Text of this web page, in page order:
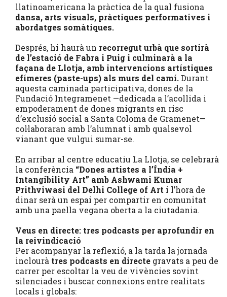
llatinoamericana la pràctica de la qual fusiona
dansa, arts visuals, pràctiques performatives i
abordatges somàtiques.
Després, hi haurà un recorregut urbà que sortirà
de l’estació de Fabra i Puig i culminarà a la
façana de Llotja, amb intervencions artístiques
efímeres (paste-ups) als murs del camí.Durant
aquesta caminada participativa, dones de la
Fundació Integramenet —dedicada a l’acollida i
empoderament de dones migrants en risc
d’exclusió social a Santa Coloma de Gramenet—
col·laboraran amb l’alumnat i amb qualsevol
vianant que vulgui sumar-se.
En arribar al centre educatiu La Llotja, se celebrarà
la conferència “Dones artistes a l’Índia +
Intangibility Art” amb Ashwami Kumar
Prithviwasi del Delhi College of Art i l’hora de
dinar serà un espai per compartir en comunitat
amb una paella vegana oberta a la ciutadania.
Veus en directe: tres podcasts per aprofundir en
la reivindicació
Per acompanyar la reflexió, a la tarda la jornada
inclourà tres podcasts en directe gravats a peu de
carrer per escoltar la veu de vivències sovint
silenciades i buscar connexions entre realitats
locals i globals: